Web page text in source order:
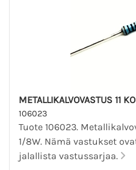
METALLIKALVOVASTUS 11
106023
Tuote 106023.
1/8W. Nämä vastukset
jalallista vastussarjaa.